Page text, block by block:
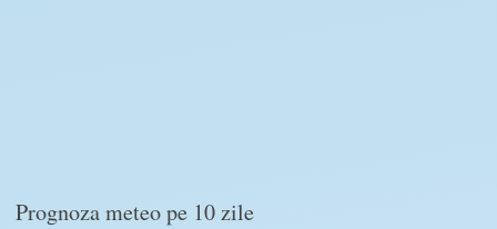
Prognoza meteo pe 10 zile